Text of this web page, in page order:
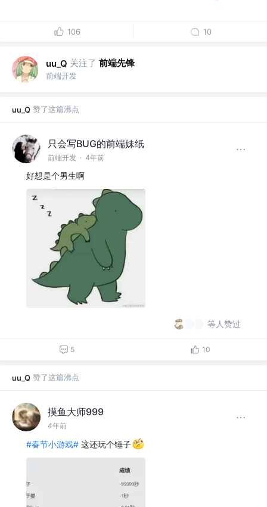
106 10
uu_Q 关注了 前端先锋
前端开发
uu_Q 赞了这篇沸点
只会写BUG的前端妹纸
前端开发 · 4年前
好想是个男生啊
等人赞过
5 10
uu_Q 赞了这篇沸点
摸鱼大师999
4年前
#春节小游戏# 这还玩个锤子